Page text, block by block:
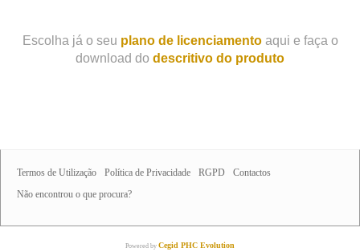
Escolha já o seu plano de licenciamentoaqui e faça o
download do descritivo do produto
Termos de Utilização Política de Privacidade RGPD
Contactos
Não encontrou o que procura?
Powered by Cegid PHC Evolution